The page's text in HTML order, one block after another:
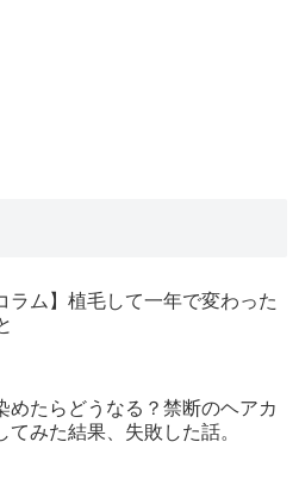
ラム】植毛して一年で変わった
めたらどうなる？禁断のヘアカ
てみた結果、失敗した話。